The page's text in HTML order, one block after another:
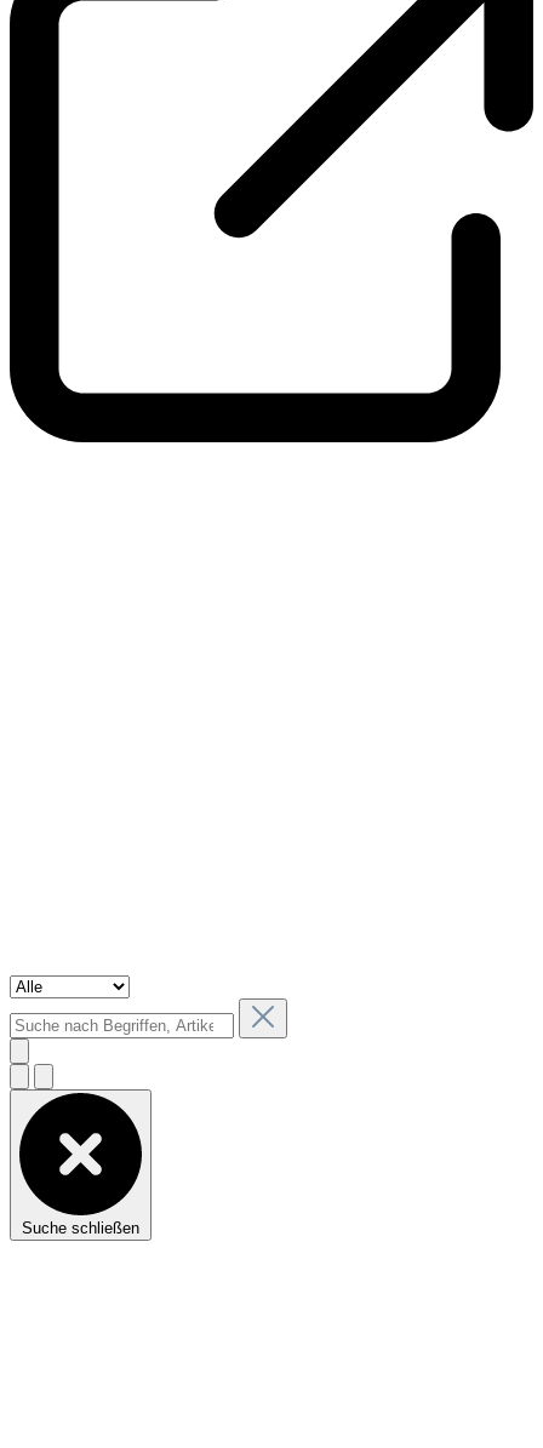
Suche schließen